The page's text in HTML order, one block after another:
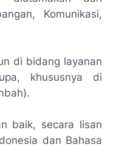
Komunikasi,
di bidang layanan
khususnya di
baik, secara lisan
dan Bahasa